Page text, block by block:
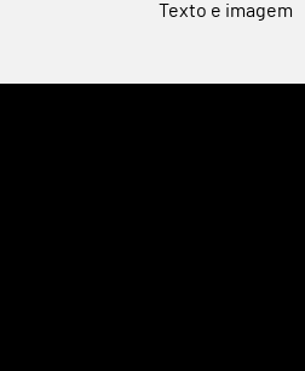
Texto e imagem